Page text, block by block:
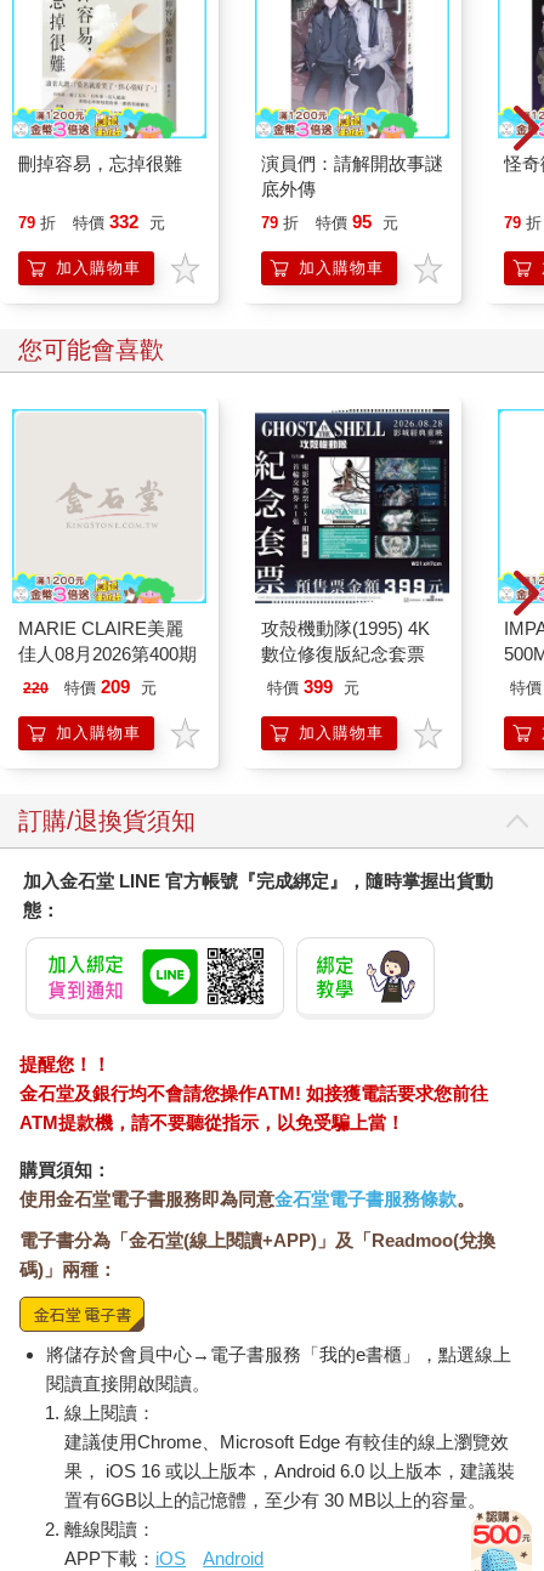
刪掉容易，忘掉很難
79 折 特價 332 元
加入購物車
演員們：請解開故事謎
底外傳
79 折 特價 95 元
加入購物車
怪
79 折
您可能會喜歡
MARIE CLAIRE美麗
佳人08月2026第400期
220 特價 209 元
加入購物車
攻殼機動隊(1995) 4K
數位修復版紀念套票
特價 399 元
加入購物車
特價
訂購/退換貨須知
加入金石堂 LINE 官方帳號『完成綁定』，隨時掌握出貨動
態：
提醒您！！
金石堂及銀行均不會請您操作ATM! 如接獲電話要求您前往
ATM提款機，請不要聽從指示，以免受騙上當！
購買須知：
使用金石堂電子書服務即為同意金石堂電子書服務條款。
電子書分為「金石堂(線上閱讀+APP)」及「Readmoo(兌換
碼)」兩種：
將儲存於會員中心→電子書服務「我的e書櫃」，點選線上
閱讀直接開啟閱讀。
線上閱讀：
建議使用Chrome、Microsoft Edge 有較佳的線上瀏覽效
果， iOS 16 或以上版本，Android 6.0 以上版本，建議裝
置有6GB以上的記憶體，至少有 30 MB以上的容量。
離線閱讀：
APP下載： iOS
Android